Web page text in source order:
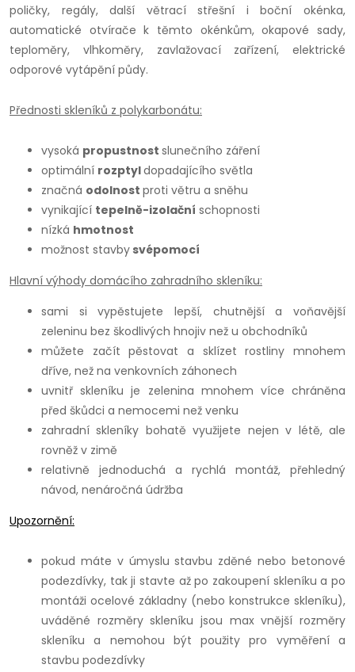
poličky, regály, další větrací střešní i boční okénka,
automatické otvírače k těmto okénkům, okapové sady,
teploměry, vlhkoměry, zavlažovací zařízení, elektrické
odporové vytápění půdy.
Přednosti skleníků z polykarbonátu:
vysoká propustnost slunečního záření
optimální rozptyldopadajícího světla
značná odolnost proti větru a sněhu
vynikající tepelně-izolační schopnosti
nízká hmotnost
možnost stavby svépomocí
Hlavní výhody domácího zahradního skleníku:
sami si vypěstujete lepší, chutnější a voňavější
zeleninu bez škodlivých hnojiv než u obchodníků
můžete začít pěstovat a sklízet rostliny mnohem
dříve, než na venkovních záhonech
uvnitř skleníku je zelenina mnohem více chráněna
před škůdci a nemocemi než venku
zahradní skleníky bohatě využijete nejen v létě, ale
rovněž v zimě
relativně jednoduchá a rychlá montáž, přehledný
návod, nenáročná údržba
Upozornění:
pokud máte v úmyslu stavbu zděné nebo betonové
podezdívky, tak ji stavte až po zakoupení skleníku a po
montáži ocelové základny (nebo konstrukce skleníku),
uváděné rozměry skleníku jsou max vnější rozměry
skleníku a nemohou být použity pro vyměření a
stavbu podezdívky